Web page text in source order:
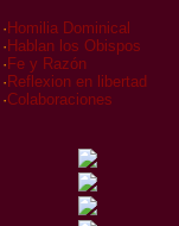
· Homilia Dominical
· Hablan los Obispos
· Fe y Razón
· Reflexion en libertad
·Colaboraciones